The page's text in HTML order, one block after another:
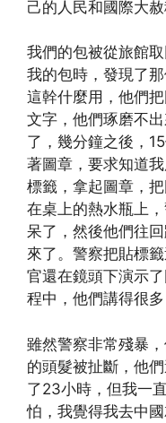
己的人民和國際大
我們的包被從旅館
我的包時，發現了
這幹什麼用，他們
文字，他們琢磨不
了，幾分鐘之後，
著圖章，要求知道
標籤，拿起圖章，
在桌上的熱水瓶上
呆了，然後他們往
來了。警察把貼標
官還在鏡頭下演示
程中，他們講得很
雖然警察非常殘暴
的頭髮被扯斷，他
了23小時，但我一
怕，我覺得我去中